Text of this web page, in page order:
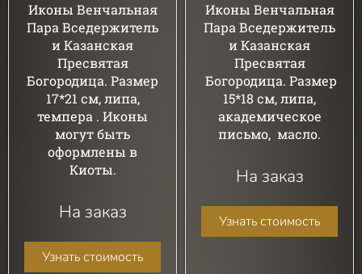
Иконы Венчальная
Пара Вседержитель
и Казанская
Пресвятая
Богородица. Размер
17*21 см, липа,
темпера . Иконы
могут быть
оформлены в
Киоты.
На заказ
Узнать стоимость
Иконы Венчальная
Пара Вседержитель
и Казанская
Пресвятая
Богородица. Размер
15*18 см, липа,
академическое
письмо, масло.
На заказ
Узнать стоимость